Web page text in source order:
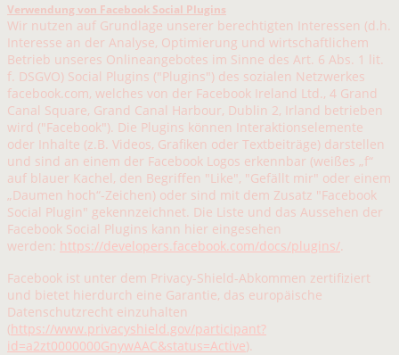
Verwendung von Facebook Social Plugins
Wir nutzen auf Grundlage unserer berechtigten Interessen (d.h.
Interesse an der Analyse, Optimierung und wirtschaftlichem
Betrieb unseres Onlineangebotes im Sinne des Art. 6 Abs. 1 lit.
f. DSGVO) Social Plugins ("Plugins") des sozialen Netzwerkes
facebook.com, welches von der Facebook Ireland Ltd., 4 Grand
Canal Square, Grand Canal Harbour, Dublin 2, Irland betrieben
wird ("Facebook"). Die Plugins können Interaktionselemente
oder Inhalte (z.B. Videos, Grafiken oder Textbeiträge) darstellen
und sind an einem der Facebook Logos erkennbar (weißes „f“
auf blauer Kachel, den Begriffen "Like", "Gefällt mir" oder einem
„Daumen hoch“-Zeichen) oder sind mit dem Zusatz "Facebook
Social Plugin" gekennzeichnet. Die Liste und das Aussehen der
Facebook Social Plugins kann hier eingesehen
werden: https://developers.facebook.com/docs/plugins/
Facebook ist unter dem Privacy-Shield-Abkommen zertifiziert
und bietet hierdurch eine Garantie, das europäische
Datenschutzrecht einzuhalten
(https://www.privacyshield.gov/participant?
id=a2zt0000000GnywAAC&status=Active).